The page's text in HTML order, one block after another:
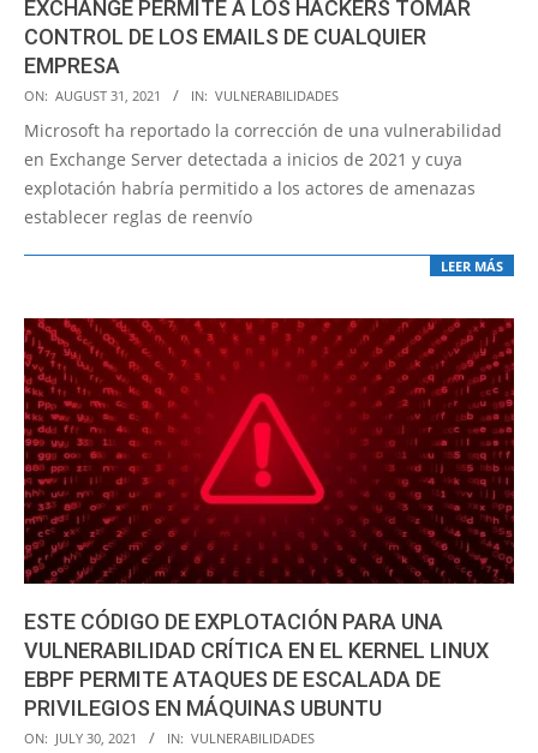
EXCHANGE PERMITE A LOS HACKERS TOMAR
CONTROL DE LOS EMAILS DE CUALQUIER
EMPRESA
2021-
08-
ON: AUGUST 31, 2021 IN: VULNERABILIDADES
Microsoft ha reportado la corrección de una vulnerabilidad
en Exchange Server detectada a inicios de 2021 y cuya
explotación habría permitido a los actores de amenazas
establecer reglas de reenvío
LEER MÁS
ESTE CÓDIGO DE EXPLOTACIÓN PARA UNA
VULNERABILIDAD CRÍTICA EN EL KERNEL LINUX
EBPF PERMITE ATAQUES DE ESCALADA DE
PRIVILEGIOS EN MÁQUINAS UBUNTU
2021-
ON: JULY 30, 2021 IN: VULNERABILIDADES